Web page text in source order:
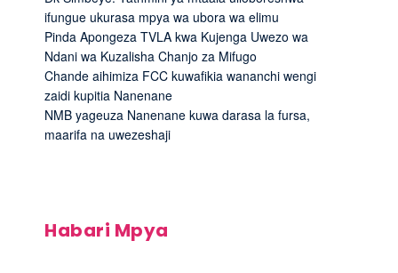
ifungue ukurasa mpya wa ubora wa elimu
Pinda Apongeza TVLA kwa Kujenga Uwezo wa
Ndani wa Kuzalisha Chanjo za Mifugo
Chande aihimiza FCC kuwafikia wananchi wengi
zaidi kupitia Nanenane
NMB yageuza Nanenane kuwa darasa la fursa,
maarifa na uwezeshaji
Habari Mpya